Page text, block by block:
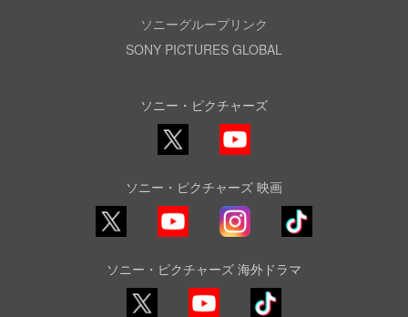
ソニーグループリンク
SONY PICTURES GLOBAL
ソニー・ピクチャーズ
X
YouTube
ソニー・ピクチャーズ 映画
YouTube Instagram
TikTok
ソニー・ピクチャーズ 海外ドラマ